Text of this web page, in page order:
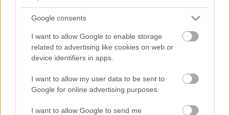
Google consents
I want to allow Google to enable storage
related to advertising like cookies on web or
device identifiers in apps.
I want to allow my user data to be sent to
Google for online advertising purposes.
I want to allow Google to send me
el, hogy a legegyszerűbb ételekben tud igazán
nagyon nagyot alkotni. Három-négy alkotóelemből
is hihetetlenül finomat főz bármelyik olasz mamma:
víz, liszt, olívaolaj, sajt, paradicsom,…